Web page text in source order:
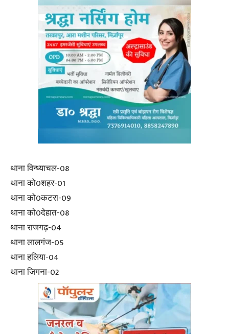
थाना विन्ध्याचल-08
थाना को0शहर-01
थाना को0कटरा-09
थाना को0देहात-08
थाना राजगढ़-04
थाना लालगंज-05
थाना हलिया-04
थाना जिगना-02